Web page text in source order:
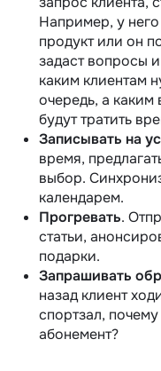
Например, у
продукт или он
задаст вопросы
каким клиентам
очередь, а
будут тратить
Записывать на
время,
выбор.
календарем.
Прогревать.
статьи,
подарки.
Запрашивать
назад клиент
спортзал,
абонемент?